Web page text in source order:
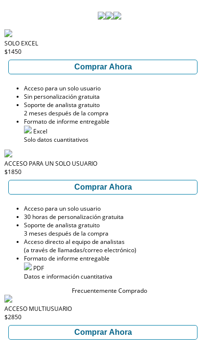
SOLO EXCEL
$1450
Comprar Ahora
Acceso para un solo usuario
Sin personalización gratuita
Soporte de analista gratuito
2 meses después de la compra
Formato de informe entregable
Excel
Solo datos cuantitativos
ACCESO PARA UN SOLO USUARIO
$1850
Comprar Ahora
Acceso para un solo usuario
30 horas de personalización gratuita
Soporte de analista gratuito
3 meses después de la compra
Acceso directo al equipo de analistas
(a través de llamadas/correo electrónico)
Formato de informe entregable
PDF
Datos e información cuantitativa
Frecuentemente Comprado
ACCESO MULTIUSUARIO
$2850
Comprar Ahora